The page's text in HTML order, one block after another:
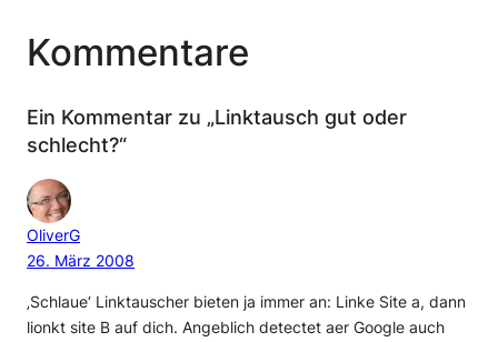
Kommentare
Ein Kommentar zu „Linktausch gut oder
schlecht?“
OliverG
26. März 2008
‚Schlaue‘ Linktauscher bieten ja immer an: Linke Site a, dann
lionkt site B auf dich. Angeblich detectet aer Google auch